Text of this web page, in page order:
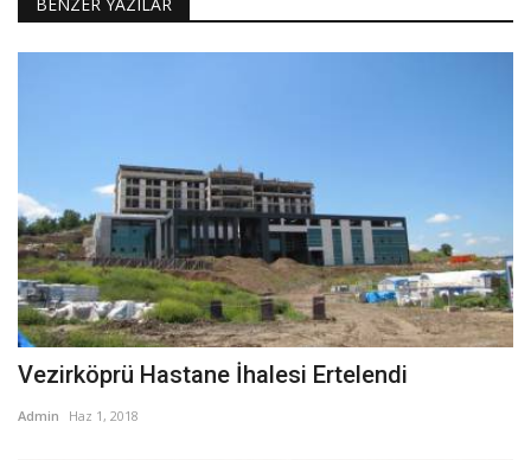
BENZER YAZILAR
Vezirköprü Hastane İhalesi Ertelendi
Admin Haz 1, 2018